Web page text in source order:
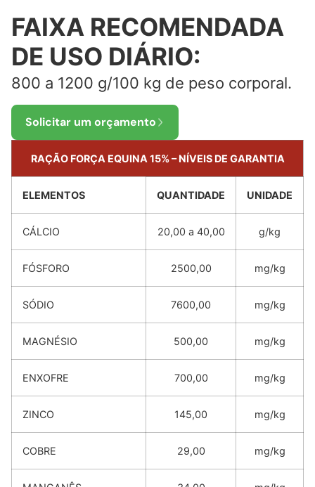
FAIXA RECOMENDADA
DE USO DIÁRIO:
800 a 1200 g/100 kg de peso corporal.
Solicitar um orçamento
RAÇÃO FORÇA EQUINA 15% – NÍVEIS DE GARANTIA
ELEMENTOS QUANTIDADE UNIDADE
CÁLCIO 20,00 a 40,00 g/kg
FÓSFORO 2500,00 mg/kg
SÓDIO 7600,00 mg/kg
MAGNÉSIO 500,00 mg/kg
ENXOFRE 700,00 mg/kg
ZINCO 145,00 mg/kg
COBRE 29,00 mg/kg